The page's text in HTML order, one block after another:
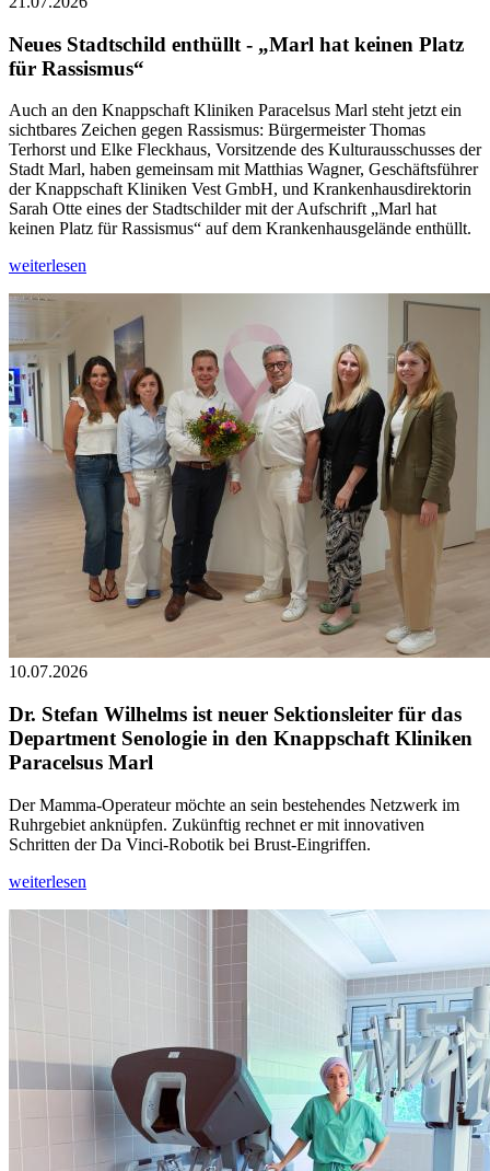
Neues Stadtschild enthüllt - „Marl hat keinen Platz
für Rassismus“
Auch an den Knappschaft Kliniken Paracelsus Marl steht jetzt ein
sichtbares Zeichen gegen Rassismus: Bürgermeister Thomas
Terhorst und Elke Fleckhaus, Vorsitzende des Kulturausschusses der
Stadt Marl, haben gemeinsam mit Matthias Wagner, Geschäftsführer
der Knappschaft Kliniken Vest GmbH, und Krankenhausdirektorin
Sarah Otte eines der Stadtschilder mit der Aufschrift „Marl hat
keinen Platz für Rassismus“ auf dem Krankenhausgelände enthüllt.
weiterlesen
10.07.2026
Dr. Stefan Wilhelms ist neuer Sektionsleiter für das
Department Senologie in den Knappschaft Kliniken
Paracelsus Marl
Der Mamma-Operateur möchte an sein bestehendes Netzwerk im
Ruhrgebiet anknüpfen. Zukünftig rechnet er mit innovativen
Schritten der Da Vinci-Robotik bei Brust-Eingriffen.
weiterlesen